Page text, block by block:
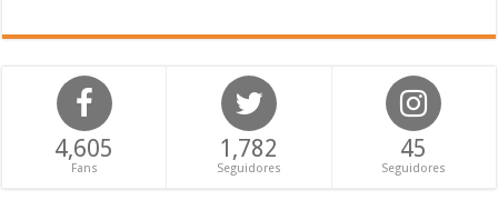
4,605
Fans
1,782
Seguidores
45
Seguidores